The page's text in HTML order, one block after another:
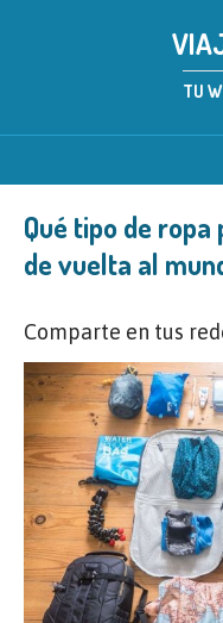
TU
Qué tipo de
de vuelta al
Comparte en tus